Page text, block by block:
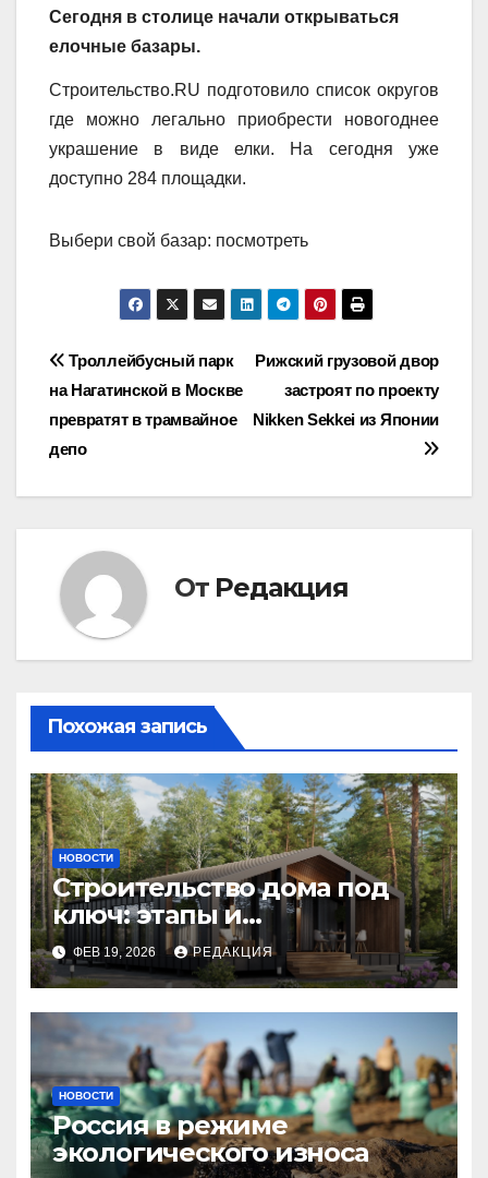
Сегодня в столице начали открываться
елочные базары.
Строительство.RU подготовило список округов
где можно легально приобрести новогоднее
украшение в виде елки. На сегодня уже
доступно 284 площадки.
Выбери свой базар: посмотреть
Навигация
по
записям
Рижский грузовой двор
застроят по проекту
Nikken Sekkei из Японии
Троллейбусный парк
на Нагатинской в Москве
превратят в трамвайное
депо
От Редакция
Похожая запись
НОВОСТИ
Строительство дома под
ключ: этапы и
планирование бюджета
ФЕВ 19, 2026 РЕДАКЦИЯ
НОВОСТИ
Россия в режиме
экологического износа